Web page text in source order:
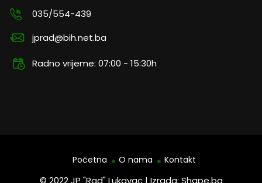
035/554-439
jprad@bih.net.ba
Radno vrijeme: 07:00 - 15:30h
© 2022 JP "Rad" Lukavac | Izrada: Shape.ba
Početna O nama Kontakt